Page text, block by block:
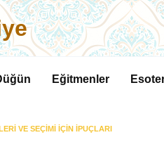
Eğitmenler
VE SEÇIMI IÇIN IPUÇLARI